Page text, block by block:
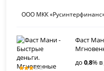
ООО МКК
Фаст
до0,8%